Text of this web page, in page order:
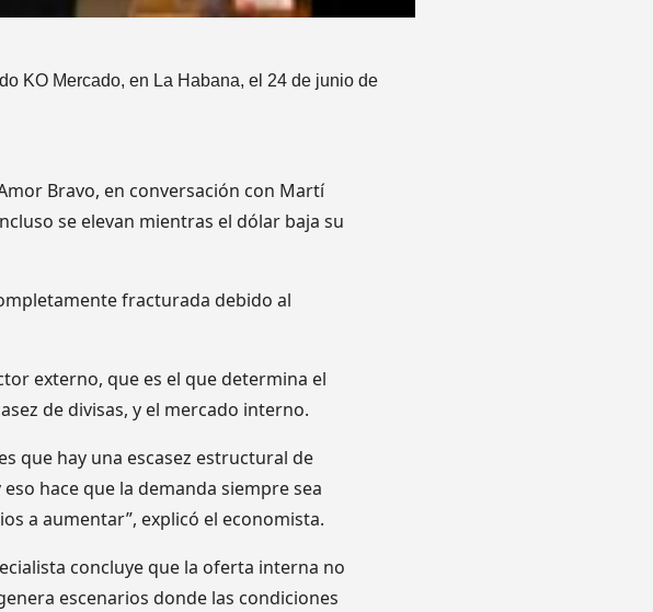
KO Mercado, en La Habana, el 24 de junio de
Bravo, en conversación con Martí
se elevan mientras el dólar baja su
fracturada debido al
externo, que es el que determina el
de divisas, y el mercado interno.
que hay una escasez estructural de
hace que la demanda siempre sea
a aumentar”, explicó el economista.
concluye que la oferta interna no
escenarios donde las condiciones